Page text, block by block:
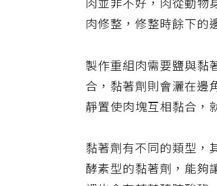
肉並非不好，肉從動物
肉修整，修整時餘下的
製作重組肉需要鹽與黏
合，黏著劑則會灑在
靜置使肉塊互相黏合，
黏著劑有不同的類型
酵素型的黏著劑，能夠